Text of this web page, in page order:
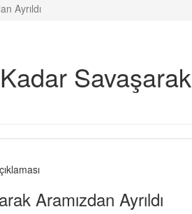
Ayrıldı
Savaşarak
Aramızdan Ayrıldı